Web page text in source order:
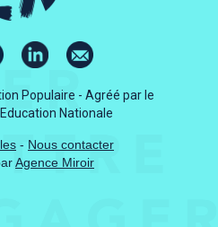
Populaire - Agréé par le
Nationale
- Nous contacter
Agence Miroir